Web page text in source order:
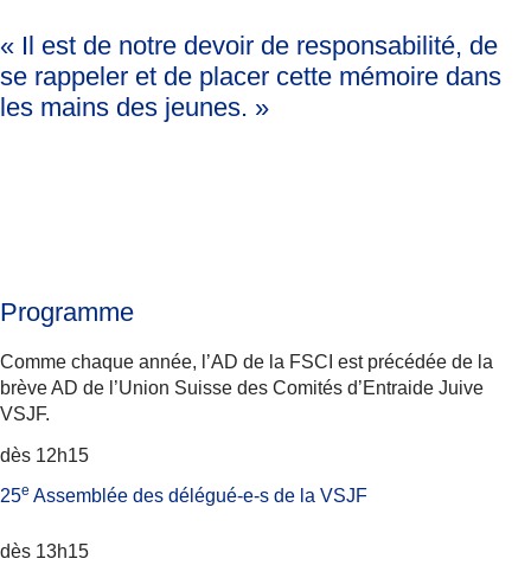
« Il est de notre devoir de responsabilité, de
se rappeler et de placer cette mémoire dans
les mains des jeunes. »
Programme
Comme chaque année, l’AD de la FSCI est précédée de la
brève AD de l’Union Suisse des Comités d’Entraide Juive
VSJF.
dès 12h15
25e Assemblée des délégué-e-s de la VSJF
dès 13h15